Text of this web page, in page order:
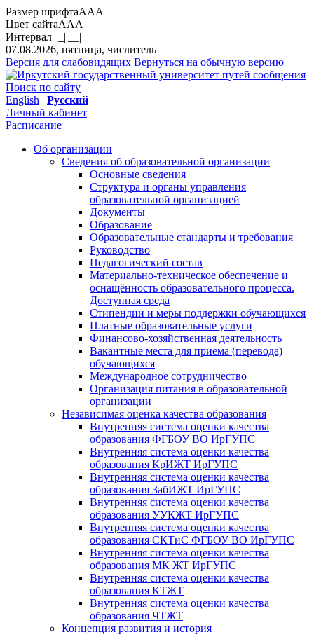
Размер шрифтаAAA
Цвет сайтаAAA
Интервал|||_||__|
07.08.2026, пятница, числитель
Версия для слабовидящих Вернуться на обычную версию
Поиск по сайту
English | Русский
Личный кабинет
Расписание
Об организации
Сведения об образовательной организации
Основные сведения
Структура и органы управления
образовательной организацией
Документы
Образование
Образовательные стандарты и требования
Руководство
Педагогический состав
Материально-техническое обеспечение и
оснащённость образовательного процесса.
Доступная среда
Стипендии и меры поддержки обучающихся
Платные образовательные услуги
Финансово-хозяйственная деятельность
Вакантные места для приема (перевода)
обучающихся
Международное сотрудничество
Организация питания в образовательной
организации
Независимая оценка качества образования
Внутренняя система оценки качества
образования ФГБОУ ВО ИрГУПС
Внутренняя система оценки качества
образования КрИЖТ ИрГУПС
Внутренняя система оценки качества
образования ЗабИЖТ ИрГУПС
Внутренняя система оценки качества
образования УУКЖТ ИрГУПС
Внутренняя система оценки качества
образования СКТиС ФГБОУ ВО ИрГУПС
Внутренняя система оценки качества
образования МК ЖТ ИрГУПС
Внутренняя система оценки качества
образования КТЖТ
Внутренняя система оценки качества
образования ЧТЖТ
Концепция развития и история